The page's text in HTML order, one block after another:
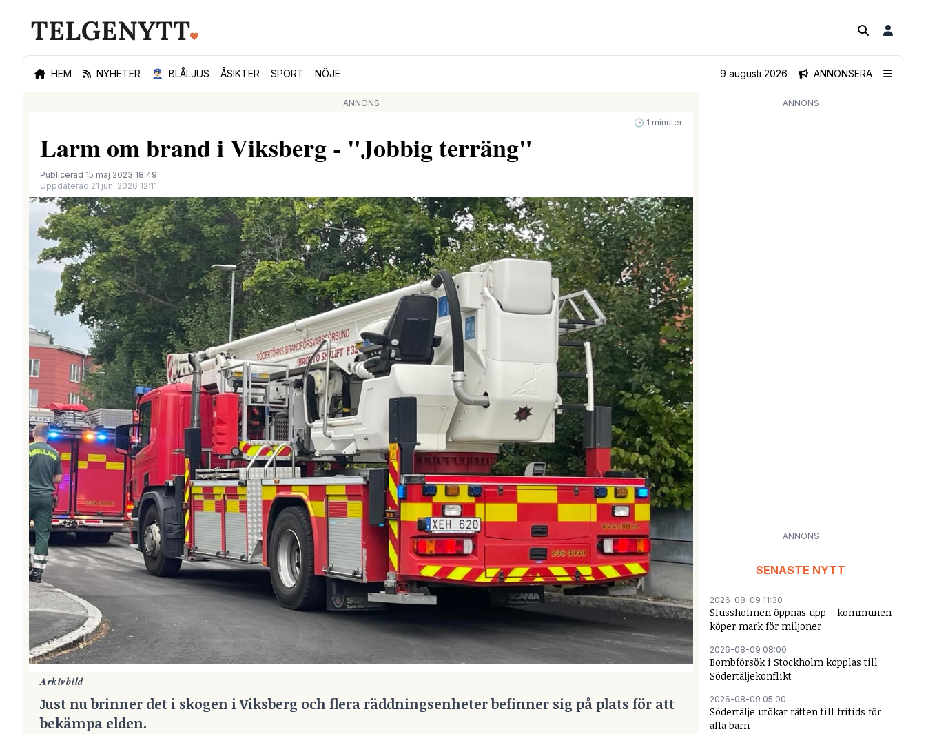
HEM NYHETER 👮🏻‍♂️ BLÅLJUS ÅSIKTER SPORT NÖJE ANNONSERA
9 augusti 2026
ANNONS
🕝 1 minuter
Larm om brand i Viksberg - "Jobbig terräng"
Publicerad 15 maj 2023 18:49
Uppdaterad 21 juni 2026 12:11
Arkivbild
Just nu brinner det i skogen i Viksberg och flera räddningsenheter befinner sig på plats för att
bekämpa elden.
ANNONS
ANNONS
SENASTE NYTT
2026-08-09 11:30
Slussholmen öppnas upp – kommunen
köper mark för miljoner
2026-08-09 08:00
Bombförsök i Stockholm kopplas till
Södertäljekonflikt
2026-08-09 05:00
Södertälje utökar rätten till fritids för
alla barn